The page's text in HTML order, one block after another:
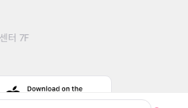
터 7F